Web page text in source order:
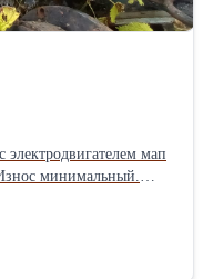
мап
минимальный.
мап 221
мап 221
другие брашпили
Якоря